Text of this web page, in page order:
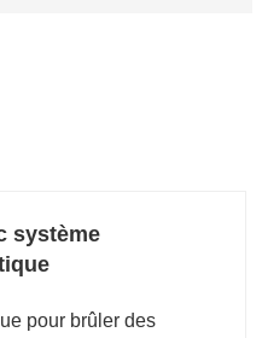
système
pour brûler des